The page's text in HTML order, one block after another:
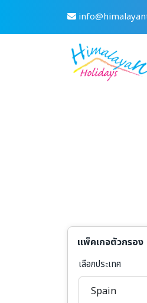
content
แพ็คเกจตัวกรอง
เลือกประเทศ